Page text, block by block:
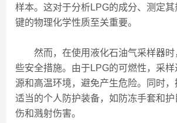
样本。这对于分析LPG的成分、测定
键的物理化学性质至关重要。
然而，在使用液化石油气采样器时
些安全措施。由于LPG的可燃性，采
源和高温环境，避免产生危险。同时
适当的个人防护装备，如防冻手套和
伤和溅射伤害。